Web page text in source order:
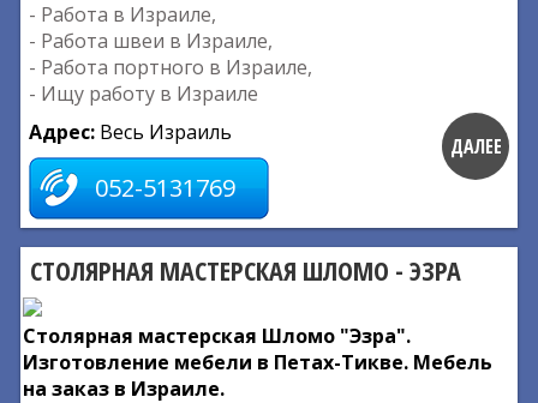
- Работа в Израиле,
- Работа швеи в Израиле,
- Работа портного в Израиле,
- Ищу работу в Израиле
Адрес: Весь Израиль
052-5131769
ДАЛЕЕ
СТОЛЯРНАЯ МАСТЕРСКАЯ ШЛОМО - ЭЗРА
Столярная мастерская Шломо "Эзра".
Изготовление мебели в Петах-Тикве. Мебель
на заказ в Израиле.